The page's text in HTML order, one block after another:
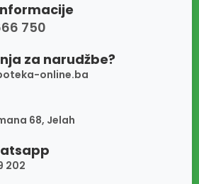
750
za narudžbe?
online.ba
68, Jelah
202